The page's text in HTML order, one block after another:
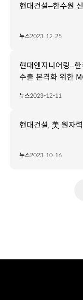
현대건설–한수원
뉴스2023-12-25
현대엔지니어링–
수출 본격화 위한
뉴스2023-12-11
현대건설, 美 원자
뉴스2023-10-16